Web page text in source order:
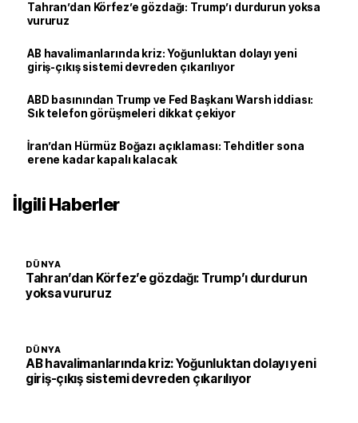
Tahran’dan Körfez’e gözdağı: Trump’ı durdurun yoksa
vururuz
AB havalimanlarında kriz: Yoğunluktan dolayı yeni
giriş-çıkış sistemi devreden çıkarılıyor
ABD basınından Trump ve Fed Başkanı Warsh iddiası:
Sık telefon görüşmeleri dikkat çekiyor
İran’dan Hürmüz Boğazı açıklaması: Tehditler sona
erene kadar kapalı kalacak
İlgili Haberler
DÜNYA
Tahran’dan Körfez’e gözdağı: Trump’ı durdurun
yoksa vururuz
DÜNYA
AB havalimanlarında kriz: Yoğunluktan dolayı yeni
giriş-çıkış sistemi devreden çıkarılıyor